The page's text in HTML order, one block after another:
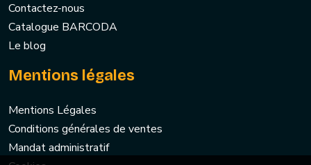
Contactez-nous
Catalogue BARCODA
Le blog
Mentions légales
Mentions Légales
Conditions générales de ventes
Mandat administratif